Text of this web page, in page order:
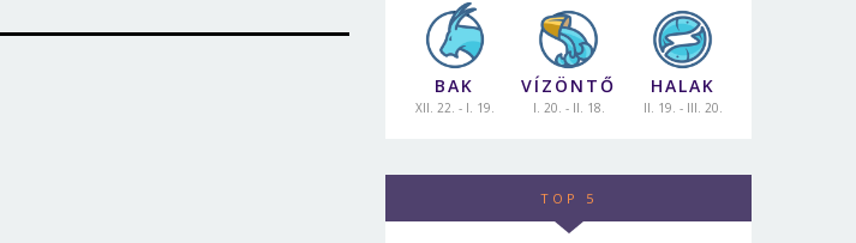
BAK
XII. 22. - I. 19.
VÍZÖNTŐ
I. 20. - II. 18.
HALAK
II. 19. - III. 20.
TOP 5